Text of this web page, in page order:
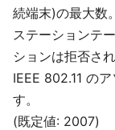
続端末)の最大数。
ステーションテ
ションは拒否され
IEEE 802.11 の
す。
(既定値: 2007)